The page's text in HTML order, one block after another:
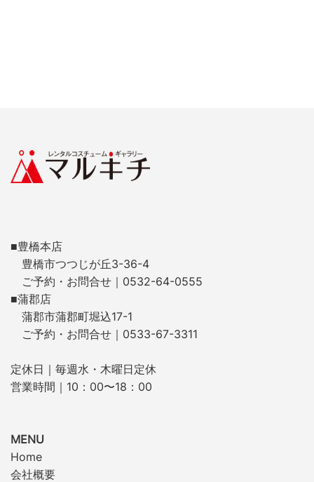
■豊橋本店
豊橋市つつじが丘3-36-4
ご予約・お問合せ｜0532-64-0555
■蒲郡店
蒲郡市蒲郡町堀込17-1
ご予約・お問合せ｜0533-67-3311
定休日｜毎週水・木曜日定休
営業時間｜10：00〜18：00
MENU
Home
会社概要